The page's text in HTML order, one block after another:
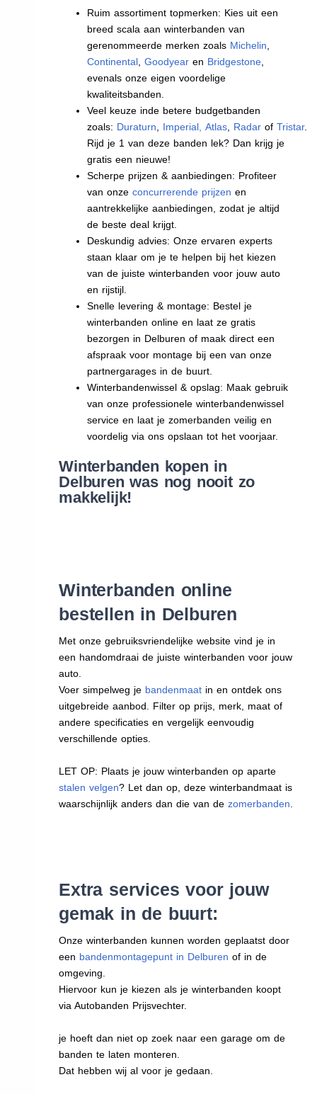
Ruim assortiment topmerken: Kies uit een
breed scala aan winterbanden van
gerenommeerde merken zoals Michelin
Continental ,Goodyear en Bridgestone
evenals onze eigen voordelige
kwaliteitsbanden.
Veel keuze inde betere budgetbanden
zoals: Duraturn Imperial Atlas Radar ofTristar.
Rijd je 1 van deze banden lek? Dan krijg je
gratis een nieuwe!
Scherpe prijzen & aanbiedingen: Profiteer
van onzeconcurrerende prijzen en
aantrekkelijke aanbiedingen, zodat je altijd
de beste deal krijgt.
Deskundig advies: Onze ervaren experts
staan klaar om je te helpen bij het kiezen
van de juiste winterbanden voor jouw auto
en rijstijl.
Snelle levering & montage: Bestel je
winterbanden online en laat ze gratis
bezorgen in Delburen of maak direct een
afspraak voor montage bij een van onze
partnergarages in de buurt.
Winterbandenwissel & opslag: Maak gebruik
van onze professionele winterbandenwissel
service en laat je zomerbanden veilig en
voordelig via ons opslaan tot het voorjaar.
Winterbanden kopen in
Delburen was nog nooit zo
makkelijk!
Winterbanden online
bestellen in Delburen
Met onze gebruiksvriendelijke website vind je in
een handomdraai de juiste winterbanden voor jouw
auto.
Voer simpelweg je bandenmaat in en ontdek ons
uitgebreide aanbod. Filter op prijs, merk, maat of
andere specificaties en vergelijk eenvoudig
verschillende opties.
LET OP: Plaats je jouw winterbanden op aparte
stalen velgen? Let dan op, deze winterbandmaat is
waarschijnlijk anders dan die van dezomerbanden
Extra services voor jouw
gemak in de buurt:
Onze winterbanden kunnen worden geplaatst door
een bandenmontagepunt in Delburen of in de
omgeving.
Hiervoor kun je kiezen als je winterbanden koopt
via Autobanden Prijsvechter.
je hoeft dan niet op zoek naar een garage om de
banden te laten monteren.
Dat hebben wij al voor je gedaan.